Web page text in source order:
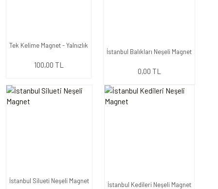
Tek Kelime Magnet - Yalnızlık
100,00 TL
İstanbul Balıkları Neşeli Magnet
0,00 TL
İstanbul Silueti Neşeli Magnet İstanbul Kedileri Neşeli Magnet